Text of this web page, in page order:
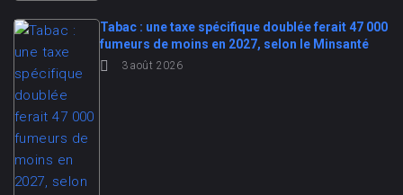
Tabac : une taxe spécifique doublée ferait 47 000
fumeurs de moins en 2027, selon le Minsanté
3 août 2026